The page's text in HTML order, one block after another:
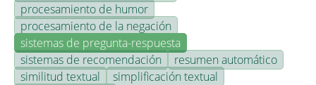
procesamiento de humor
procesamiento de la negación
sistemas de pregunta-respuesta
sistemas de recomendación
resumen automático
similitud textual
simplificación textual